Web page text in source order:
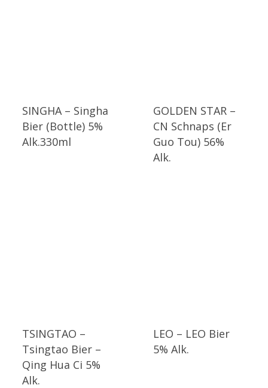
SINGHA – Singha
Bier (Bottle) 5%
Alk.330ml
GOLDEN STAR –
CN Schnaps (Er
Guo Tou) 56%
Alk.
TSINGTAO –
Tsingtao Bier –
Qing Hua Ci 5%
Alk.
LEO – LEO Bier
5% Alk.